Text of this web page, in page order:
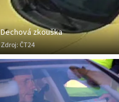
Dechová zkouška
Zdroj:ČT24